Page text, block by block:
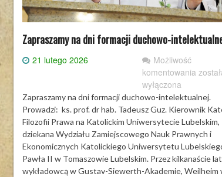
Zapraszamy na dni formacji duchowo-
21 lutego 2026
Możliwość
komentowania
dni
wyłączona
Zapraszamy na dni formacji duchowo-intelektualnej.
Prowadzi: ks. prof. dr hab. Tadeusz Guz. Kierownik
Filozofii Prawa na Katolickim Uniwersytecie Lubelskim,
dziekana Wydziału Zamiejscowego Nauk Prawnych i
Ekonomicznych Katolickiego Uniwersytetu
Pawła II w Tomaszowie Lubelskim. Przez kilkanaście lat
wykładowcą w Gustav-Siewerth-Akademie, Weilheim